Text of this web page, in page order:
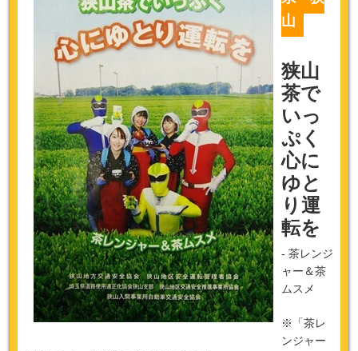
山
狭山
茶で
いっ
ぷく
心に
ゆと
り運
転を
- 茶レンジ
ャー＆茶
ムスメ
※「茶レ
ンジャー